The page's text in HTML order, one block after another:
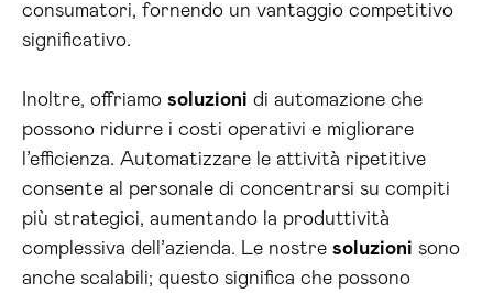
consumatori, fornendo un vantaggio competitivo
significativo.
Inoltre, offriamo soluzioni di automazione che
possono ridurre i costi operativi e migliorare
l’efficienza. Automatizzare le attività ripetitive
consente al personale di concentrarsi su compiti
più strategici, aumentando la produttività
complessiva dell’azienda. Le nostre soluzioni sono
anche scalabili; questo significa che possono